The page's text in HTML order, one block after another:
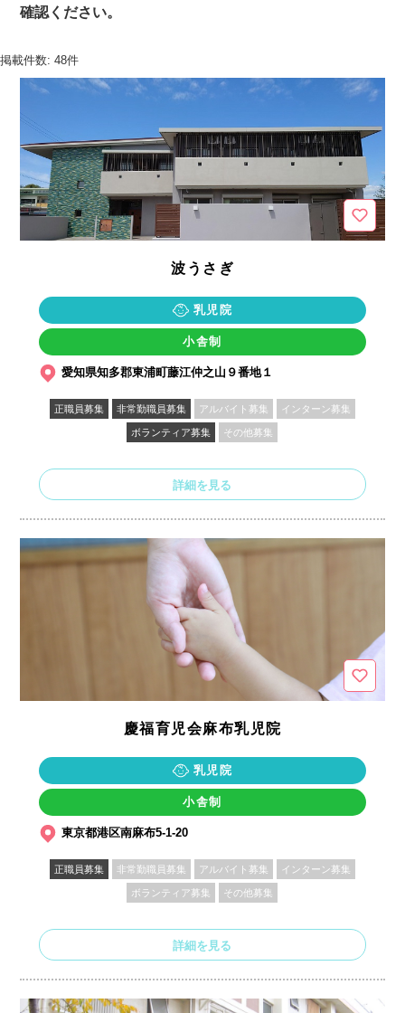
確認ください。
掲載件数: 48件
波うさぎ
乳児院
小舎制
愛知県知多郡東浦町藤江仲之山９番地１
正職員募集 非常勤職員募集 アルバイト募集 インターン募集
ボランティア募集 その他募集
詳細を見る
慶福育児会麻布乳児院
乳児院
小舎制
東京都港区南麻布5-1-20
正職員募集 非常勤職員募集 アルバイト募集 インターン募集
ボランティア募集 その他募集
詳細を見る